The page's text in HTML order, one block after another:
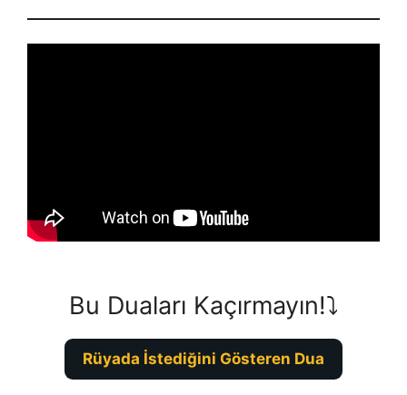
Bu Duaları Kaçırmayın!⤵️
Rüyada İstediğini Gösteren Dua